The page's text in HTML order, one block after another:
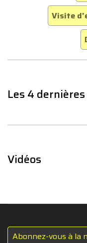
Visite
Les 4
Vidéos
Abonnez-vous à la